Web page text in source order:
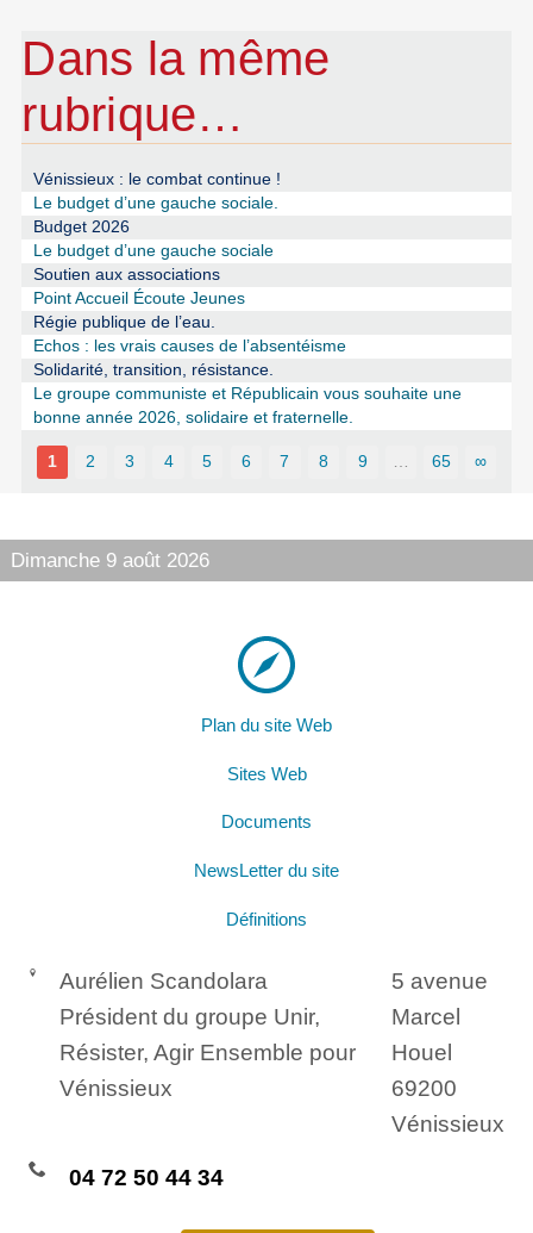
Dans la même
rubrique…
Vénissieux : le combat continue !
Le budget d’une gauche sociale.
Budget 2026
Le budget d’une gauche sociale
Soutien aux associations
Point Accueil Écoute Jeunes
Régie publique de l’eau.
Echos : les vrais causes de l’absentéisme
Solidarité, transition, résistance.
Le groupe communiste et Républicain vous souhaite une
bonne année 2026, solidaire et fraternelle.
1 2 3 4 5 6 7 8 9 65 ∞
Dimanche 9 août 2026
Plan du site Web
Sites Web
Documents
NewsLetter du site
Définitions
Aurélien Scandolara
Président du groupe Unir,
Résister, Agir Ensemble pour
Vénissieux
5 avenue
Marcel
Houel
69200
Vénissieux
04 72 50 44 34